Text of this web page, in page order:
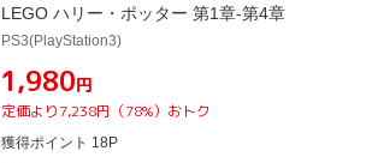
LEGO ハリー・ポッター 第1章-第4章
PS3(PlayStation3)
¥1,980円
定価より7,238円（78%）おトク
獲得ポイント 18P